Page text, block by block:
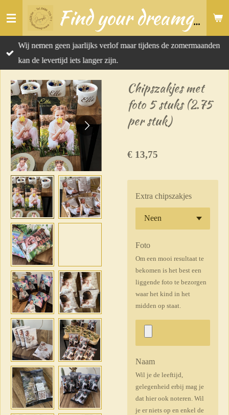
Ga
naar
de
hoofdinhoud
Find your dreamgift
Wij nemen geen jaarlijks verlof maar tijdens de zomermaanden
kan de levertijd iets langer zijn.
Chipszakjes met
foto 5 stuks (2.75
per stuk)
€ 13,75
Extra chipszakjes
Foto
Om een mooi resultaat te
bekomen is het best een
liggende foto te bezorgen
waar het kind in het
midden op staat.
Naam
Wil je de leeftijd,
gelegenheid erbij mag je
dat hier ook noteren. Wil
je er niets op en enkel de